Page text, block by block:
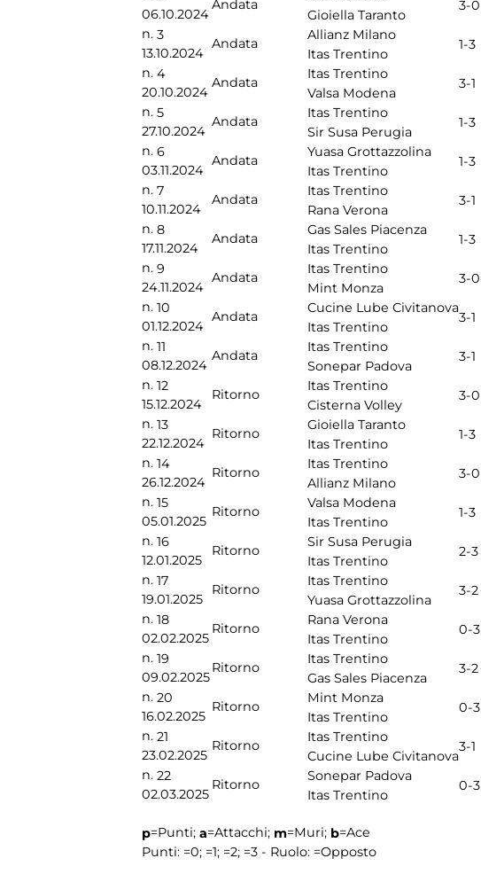
06.10.2024
Andata
Gioiella Taranto
3-0
n. 3
13.10.2024
Andata
Allianz Milano
Itas Trentino
1-3
n. 4
20.10.2024
Andata
Itas Trentino
Valsa Modena
3-1
n. 5
27.10.2024
Andata
Itas Trentino
Sir Susa Perugia
1-3
n. 6
03.11.2024
Andata
Yuasa Grottazzolina
Itas Trentino
1-3
n. 7
10.11.2024
Andata
Itas Trentino
Rana Verona
3-1
n. 8
17.11.2024
Andata
Gas Sales Piacenza
Itas Trentino
1-3
n. 9
24.11.2024
Andata
Itas Trentino
Mint Monza
3-0
n. 10
01.12.2024
Andata
Cucine Lube Civitanova
Itas Trentino
3-1
n. 11
08.12.2024
Andata
Itas Trentino
Sonepar Padova
3-1
n. 12
15.12.2024
Ritorno
Itas Trentino
Cisterna Volley
3-0
n. 13
22.12.2024
Ritorno
Gioiella Taranto
Itas Trentino
1-3
n. 14
26.12.2024
Ritorno
Itas Trentino
Allianz Milano
3-0
n. 15
05.01.2025
Ritorno
Valsa Modena
Itas Trentino
1-3
n. 16
12.01.2025
Ritorno
Sir Susa Perugia
Itas Trentino
2-3
n. 17
19.01.2025
Ritorno
Itas Trentino
Yuasa Grottazzolina
3-2
n. 18
02.02.2025
Ritorno
Rana Verona
Itas Trentino
0-3
n. 19
09.02.2025
Ritorno
Itas Trentino
Gas Sales Piacenza
3-2
n. 20
16.02.2025
Ritorno
Mint Monza
Itas Trentino
0-3
n. 21
23.02.2025
Ritorno
Itas Trentino
Cucine Lube Civitanova
3-1
n. 22
02.03.2025
Ritorno
Sonepar Padova
Itas Trentino
0-3
p=Punti; a=Attacchi; m=Muri; b=Ace
Punti: =0; =1; =2; =3 - Ruolo: =Opposto